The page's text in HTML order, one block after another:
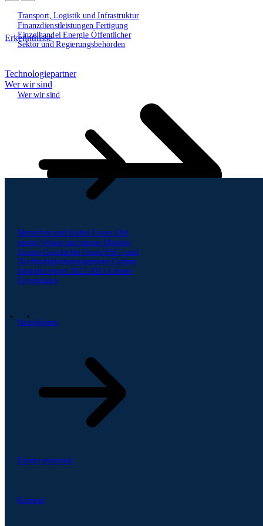
Transport, Logistik und Infrastruktur
Finanzdienstleistungen Fertigung
EinzelhandelEnergie Öffentlicher
Sektor und Regierungsbehörden
Technologiepartner
Wer wir sind
Wer wir sind
Menschen und KulturUnser Ziel,
unsere Vision und unsere Mission
Unsere GeschichteUnser ESG- und
NachhaltigkeitsengagementCarbon
footprint report 2022-2025Unsere
Governance
Neuigkeiten
Events overview
Karriere
Erkenntnisse
\